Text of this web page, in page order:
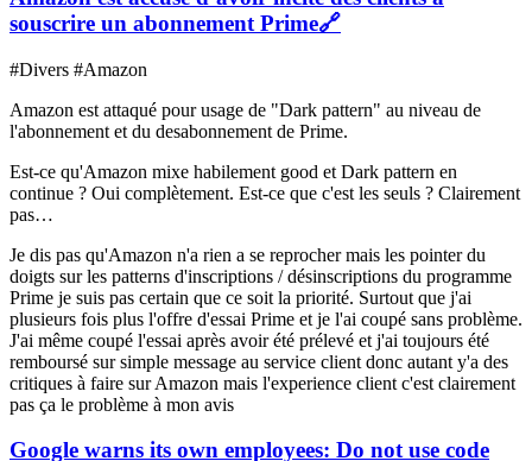
souscrire un abonnement Prime🔗
#Divers #Amazon
Amazon est attaqué pour usage de "Dark pattern" au niveau de
l'abonnement et du desabonnement de Prime.
Est-ce qu'Amazon mixe habilement good et Dark pattern en
continue ? Oui complètement. Est-ce que c'est les seuls ? Clairement
pas…
Je dis pas qu'Amazon n'a rien a se reprocher mais les pointer du
doigts sur les patterns d'inscriptions / désinscriptions du programme
Prime je suis pas certain que ce soit la priorité. Surtout que j'ai
plusieurs fois plus l'offre d'essai Prime et je l'ai coupé sans problème.
J'ai même coupé l'essai après avoir été prélevé et j'ai toujours été
remboursé sur simple message au service client donc autant y'a des
critiques à faire sur Amazon mais l'experience client c'est clairement
pas ça le problème à mon avis
Google warns its own employees: Do not use code